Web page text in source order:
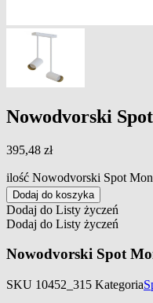
Nowodvorski
395,48 zł
ilość Nowodvorski Spot
Dodaj do koszyka
Dodaj do Listy życzeń
Dodaj do Listy życzeń
Nowodvorski Spot
SKU 10452_315 Kategoria